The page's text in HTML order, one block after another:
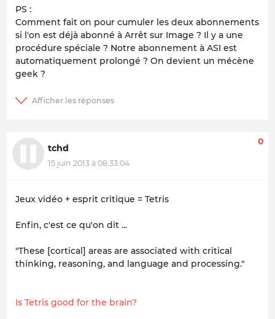
PS :
Comment fait on pour cumuler les deux abonnements
si l'on est déjà abonné à Arrêt sur Image ? Il y a une
procédure spéciale ? Notre abonnement à ASI est
automatiquement prolongé ? On devient un mécène
geek ?
tchd
15 juin 2013 à 08:33:04
0
Jeux vidéo + esprit critique = Tetris
Enfin, c'est ce qu'on dit ...
"These [cortical] areas are associated with critical
thinking, reasoning, and language and processing."
Is Tetris good for the brain?